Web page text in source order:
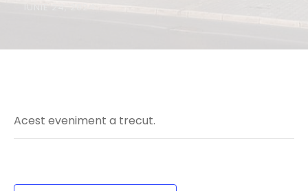
Acest eveniment a trecut.